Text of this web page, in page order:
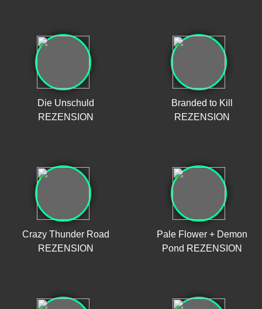
Die Unschuld
REZENSION
Branded to Kill
REZENSION
Crazy Thunder Road
REZENSION
Pale Flower + Demon
Pond REZENSION